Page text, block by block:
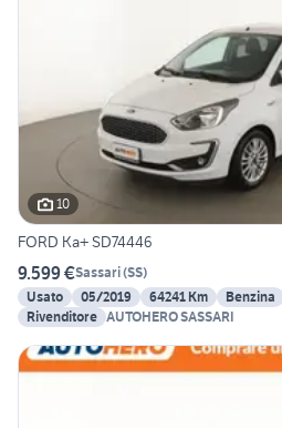
10
FORD Ka+ SD74446
9.599 €Sassari(SS)
Usato
05/2019 64241 Km Benzina
Rivenditore AUTOHERO SASSARI